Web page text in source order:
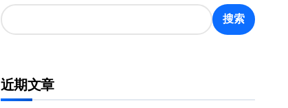
搜索
近期文章